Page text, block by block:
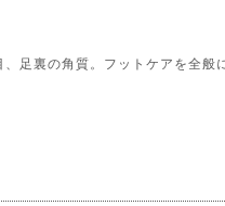
足裏の角質。フットケアを全般